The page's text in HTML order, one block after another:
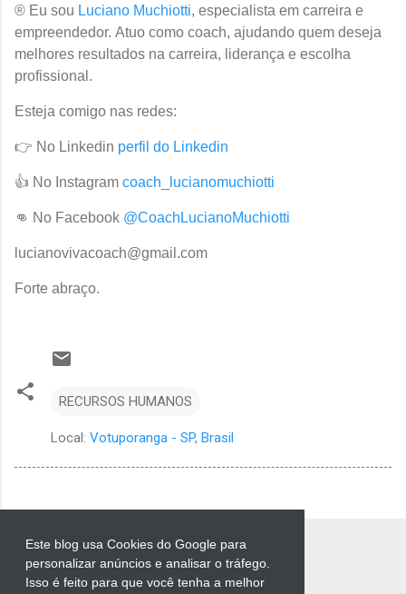
Este blog usa Cookies do Google para
personalizar anúncios e analisar o tráfego.
Isso é feito para que você tenha a melhor
® Eu sou Luciano Muchiotti, especialista em carreira e
empreendedor. Atuo como coach, ajudando quem deseja
melhores resultados na carreira, liderança e escolha
profissional.
Esteja comigo nas redes:
👉 No Linkedin perfil do Linkedin
👍 No Instagram coach_lucianomuchiotti
👊 No Facebook @CoachLucianoMuchiotti
lucianovivacoach@gmail.com
Forte abraço.
RECURSOS HUMANOS
Local: Votuporanga - SP, Brasil